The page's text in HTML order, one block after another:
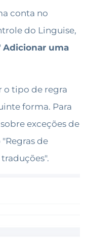
conta no
do Linguise,
Adicionar uma
o tipo de regra
forma. Para
exceções de
de